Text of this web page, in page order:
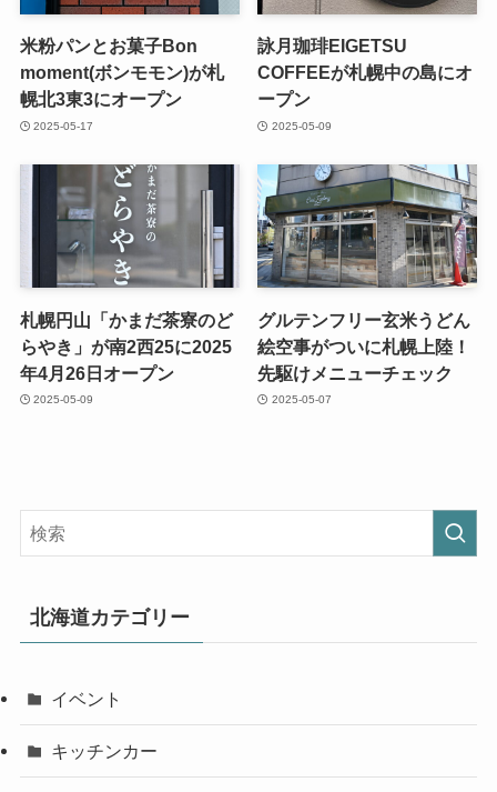
米粉パンとお菓子Bon
moment(ボンモモン)が札
幌北3東3にオープン
2025-05-17
詠月珈琲EIGETSU
COFFEEが札幌中の島にオ
ープン
2025-05-09
札幌円山「かまだ茶寮のど
らやき」が南2西25に2025
年4月26日オープン
2025-05-09
グルテンフリー玄米うどん
絵空事がついに札幌上陸！
先駆けメニューチェック
2025-05-07
北海道カテゴリー
イベント
キッチンカー